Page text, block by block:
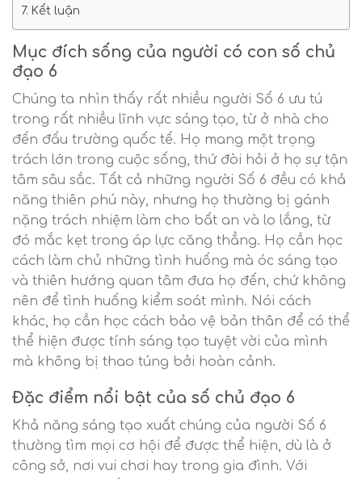
Kết luận
Mục đích sống của người có con số chủ
đạo 6
Chúng ta nhìn thấy rất nhiều người Số 6 ưu tú
trong rất nhiều lĩnh vực sáng tạo, từ ở nhà cho
đến đấu trường quốc tế. Họ mang một trọng
trách lớn trong cuộc sống, thứ đòi hỏi ở họ sự tận
tâm sâu sắc. Tất cả những người Số 6 đều có khả
năng thiên phú này, nhưng họ thường bị gánh
nặng trách nhiệm làm cho bất an và lo lắng, từ
đó mắc kẹt trong áp lực căng thẳng. Họ cần học
cách làm chủ những tình huống mà óc sáng tạo
và thiên hướng quan tâm đưa họ đến, chứ không
nên để tình huống kiểm soát mình. Nói cách
khác, họ cần học cách bảo vệ bản thân để có thể
thể hiện được tính sáng tạo tuyệt vời của mình
mà không bị thao túng bởi hoàn cảnh.
Đặc điểm nổi bật của số chủ đạo 6
Khả năng sáng tạo xuất chúng của người Số 6
thường tìm mọi cơ hội để được thể hiện, dù là ở
công sở, nơi vui chơi hay trong gia đình. Với